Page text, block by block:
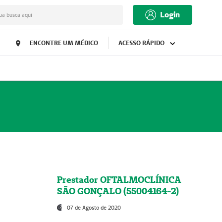
busca aqui Login
ENCONTRE UM MÉDICO ACESSO RÁPIDO
Prestador OFTALMOCLÍNICA
SÃO GONÇALO (55004164-2)
07 de Agosto de 2020